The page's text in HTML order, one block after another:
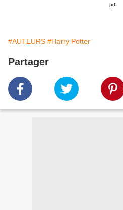
pdf
#AUTEURS #Harry Potter
Partager